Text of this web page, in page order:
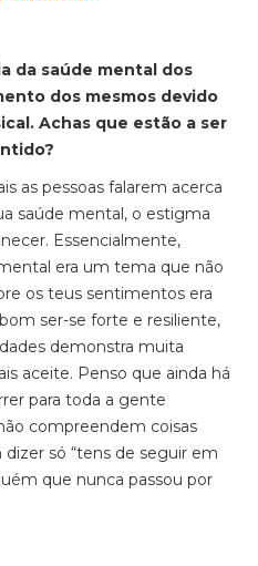
da saúde mental dos
dos mesmos devido
Achas que estão a ser
as pessoas falarem acerca
saúde mental, o estigma
Essencialmente,
era um tema que não
os teus sentimentos era
ser-se forte e resiliente,
demonstra muita
aceite. Penso que ainda há
para toda a gente
compreendem coisas
só “tens de seguir em
que nunca passou por